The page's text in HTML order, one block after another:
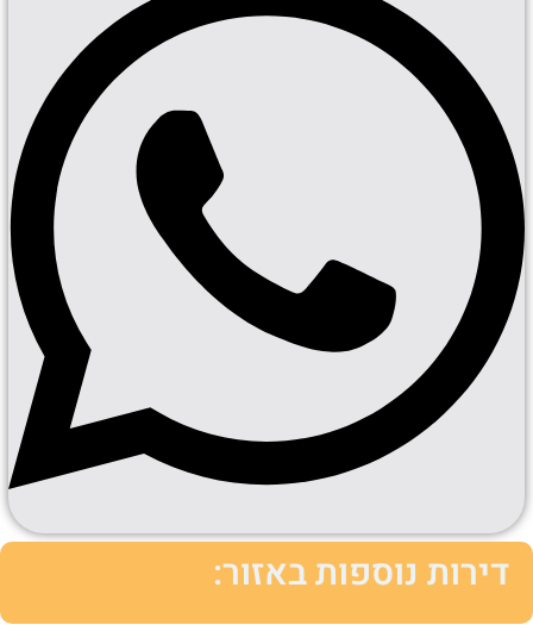
דירות נוספות באזור: